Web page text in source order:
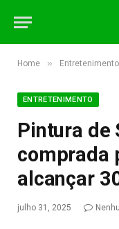
Home » Entretenimento
ENTRETENIMENTO
Pintura de
comprada
alcançar
julho 31, 2025